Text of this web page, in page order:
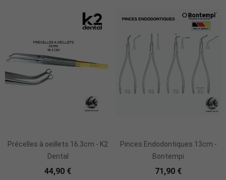
Précelles à oeillets 16.3cm - K2
Dental
44,90 €
Pinces Endodontiques 13cm -
Bontempi
71,90 €